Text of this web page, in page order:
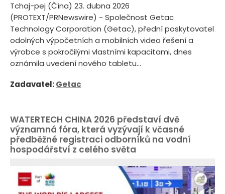
Tchaj-pej (Čína) 23. dubna 2026
(PROTEXT/PRNewswire) - Společnost Getac
Technology Corporation (Getac), přední poskytovatel
odolných výpočetních a mobilních video řešení a
výrobce s pokročilými vlastními kapacitami, dnes
oznámila uvedení nového tabletu...
Zadavatel:Getac
WATERTECH CHINA 2026 představí dvě
významná fóra, která vyzývají k včasné
předběžné registraci odborníků na vodní
hospodářství z celého světa